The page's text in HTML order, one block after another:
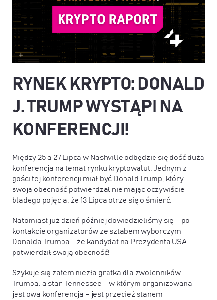
RYNEK KRYPTO: DONALD
J. TRUMP WYSTĄPI NA
KONFERENCJI!
Między 25 a 27 Lipca w Nashville odbędzie się dość duża
konferencja na temat rynku kryptowalut. Jednym z
gości tej konferencji miał być Donald Trump, który
swoją obecność potwierdzał nie mając oczywiście
bladego pojęcia, że 13 Lipca otrze się o śmierć.
Natomiast już dzień później dowiedzieliśmy się – po
kontakcie organizatorów ze sztabem wyborczym
Donalda Trumpa – że kandydat na Prezydenta USA
potwierdził swoją obecność!
Szykuje się zatem niezła gratka dla zwolenników
Trumpa, a stan Tennessee – w którym organizowana
jest owa konferencja – jest przecież stanem